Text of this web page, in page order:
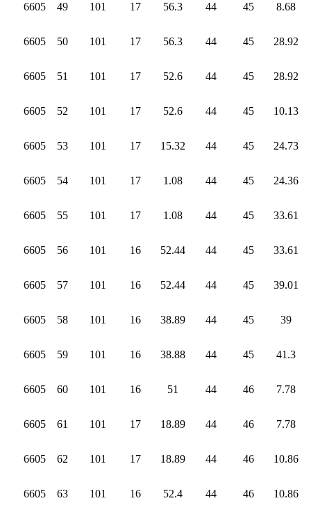
6605 49 101 17 56.3 44 45 8.68
6605 50 101 17 56.3 44 45 28.92
6605 51 101 17 52.6 44 45 28.92
6605 52 101 17 52.6 44 45 10.13
6605 53 101 17 15.32 44 45 24.73
6605 54 101 17 1.08 44 45 24.36
6605 55 101 17 1.08 44 45 33.61
6605 56 101 16 52.44 44 45 33.61
6605 57 101 16 52.44 44 45 39.01
6605 58 101 16 38.89 44 45 39
6605 59 101 16 38.88 44 45 41.3
6605 60 101 16 51 44 46 7.78
6605 61 101 17 18.89 44 46 7.78
6605 62 101 17 18.89 44 46 10.86
6605 63 101 16 52.4 44 46 10.86